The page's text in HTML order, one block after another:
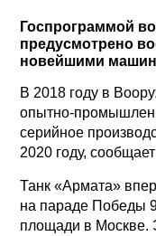
Госпрограммой
предусмотрено
новейшими
В 2018 году в
опытно-
серийное
2020 году,
Танк «Армата»
на параде Победы
площади в Москве.